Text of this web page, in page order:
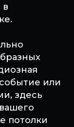
в
или
здесь
потолки